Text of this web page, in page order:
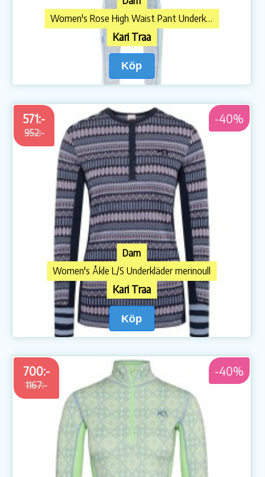
Women's Rose High Waist Pant Underkläder merinoull
Kari Traa
Köp
571:-
952:-
-40%
Dam
Women's Åkle L/S Underkläder merinoull
Kari Traa
Köp
700:-
1167:-
-40%